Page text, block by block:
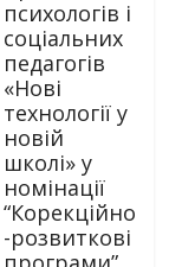
психологів і
соціальних
педагогів
«Нові
технології у
новій
школі» у
номінації
“Корекційно
-розвиткові